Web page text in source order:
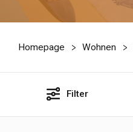
Homepage Wohnen
Filter